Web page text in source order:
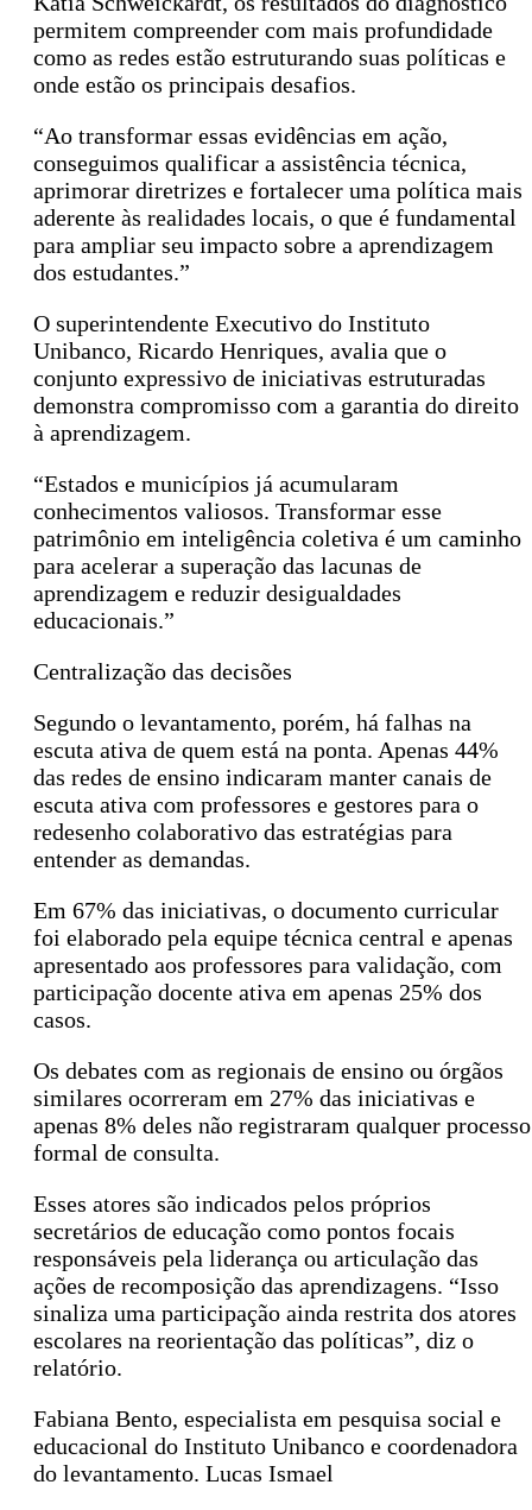
permitem compreender com mais profundidade
como as redes estão estruturando suas políticas e
onde estão os principais desafios.
“Ao transformar essas evidências em ação,
conseguimos qualificar a assistência técnica,
aprimorar diretrizes e fortalecer uma política mais
aderente às realidades locais, o que é fundamental
para ampliar seu impacto sobre a aprendizagem
dos estudantes.”
O superintendente Executivo do Instituto
Unibanco, Ricardo Henriques, avalia que o
conjunto expressivo de iniciativas estruturadas
demonstra compromisso com a garantia do direito
à aprendizagem.
“Estados e municípios já acumularam
conhecimentos valiosos. Transformar esse
patrimônio em inteligência coletiva é um caminho
para acelerar a superação das lacunas de
aprendizagem e reduzir desigualdades
educacionais.”
Centralização das decisões
Segundo o levantamento, porém, há falhas na
escuta ativa de quem está na ponta. Apenas 44%
das redes de ensino indicaram manter canais de
escuta ativa com professores e gestores para o
redesenho colaborativo das estratégias para
entender as demandas.
Em 67% das iniciativas, o documento curricular
foi elaborado pela equipe técnica central e apenas
apresentado aos professores para validação, com
participação docente ativa em apenas 25% dos
casos.
Os debates com as regionais de ensino ou órgãos
similares ocorreram em 27% das iniciativas e
apenas 8% deles não registraram qualquer processo
formal de consulta.
Esses atores são indicados pelos próprios
secretários de educação como pontos focais
responsáveis pela liderança ou articulação das
ações de recomposição das aprendizagens. “Isso
sinaliza uma participação ainda restrita dos atores
escolares na reorientação das políticas”, diz o
relatório.
Fabiana Bento, especialista em pesquisa social e
educacional do Instituto Unibanco e coordenadora
do levantamento. Lucas Ismael